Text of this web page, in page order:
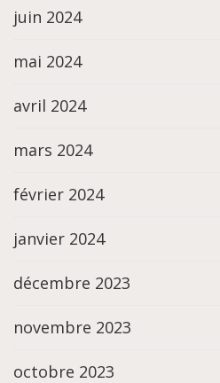
juin 2024
mai 2024
avril 2024
mars 2024
février 2024
janvier 2024
décembre 2023
novembre 2023
octobre 2023